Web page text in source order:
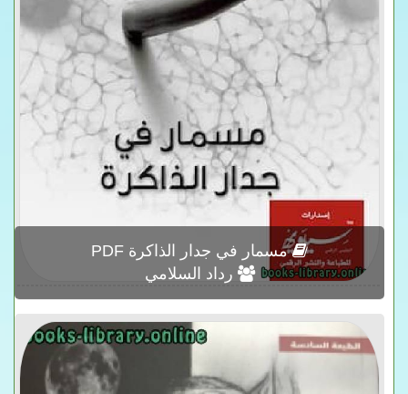
مسمار في جدار الذاكرة PDF
رداد السلامي